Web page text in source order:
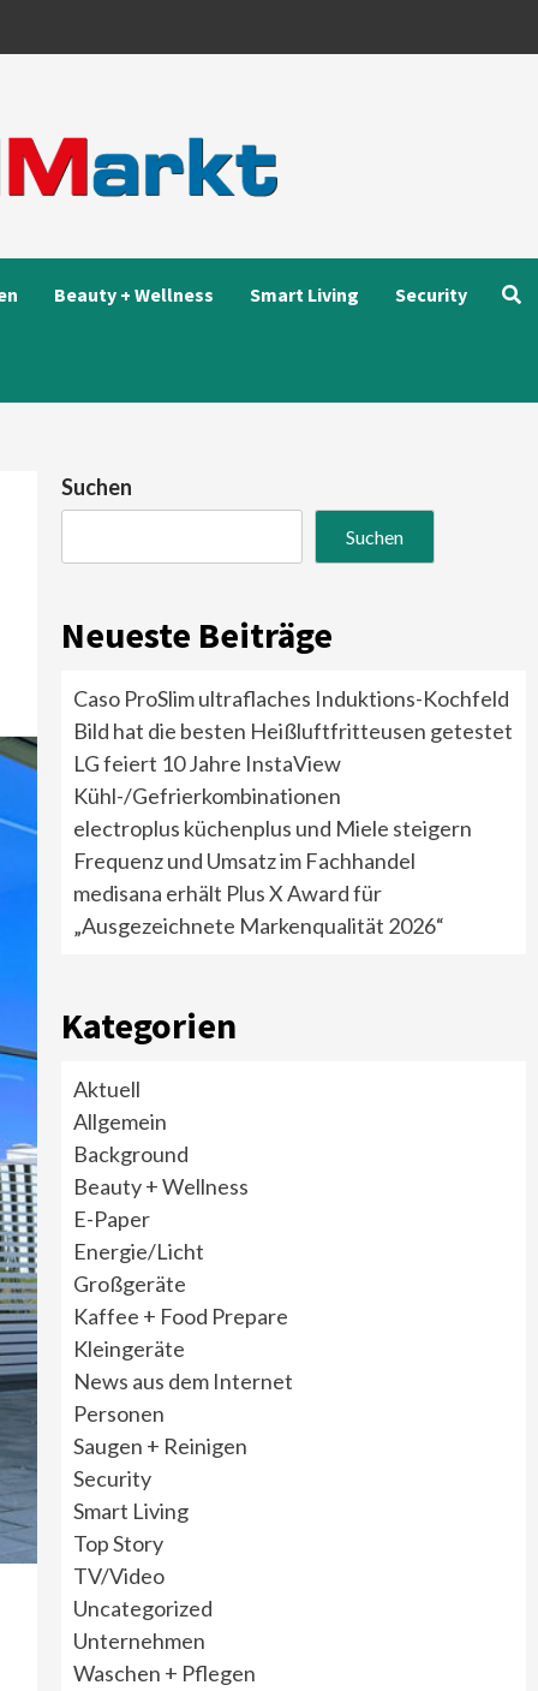
Beauty + Wellness Smart Living Security
Suchen
Suchen
Neueste Beiträge
Caso ProSlim ultraflaches Induktions-Kochfeld
Bild hat die besten Heißluftfritteusen getestet
LG feiert 10 Jahre InstaView
Kühl-/Gefrierkombinationen
electroplus küchenplus und Miele steigern
Frequenz und Umsatz im Fachhandel
medisana erhält Plus X Award für
„Ausgezeichnete Markenqualität 2026“
Kategorien
Aktuell
Allgemein
Background
Beauty + Wellness
E-Paper
Energie/Licht
Großgeräte
Kaffee + Food Prepare
Kleingeräte
News aus dem Internet
Personen
Saugen + Reinigen
Security
Smart Living
Top Story
TV/Video
Uncategorized
Unternehmen
Waschen + Pflegen